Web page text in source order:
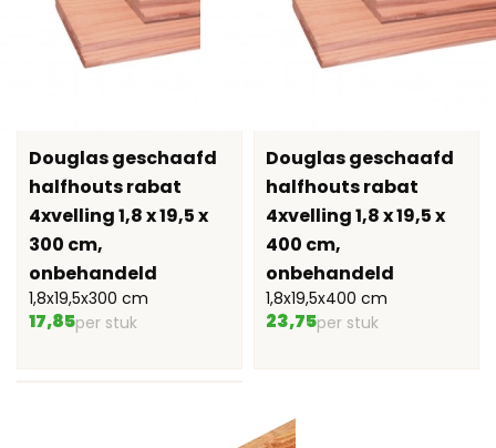
Douglas geschaafd
halfhouts rabat
4xvelling 1,8 x 19,5 x
300 cm,
onbehandeld
1,8x19,5x300 cm
17,85per stuk
Douglas geschaafd
halfhouts rabat
4xvelling 1,8 x 19,5 x
400 cm,
onbehandeld
1,8x19,5x400 cm
23,75per stuk